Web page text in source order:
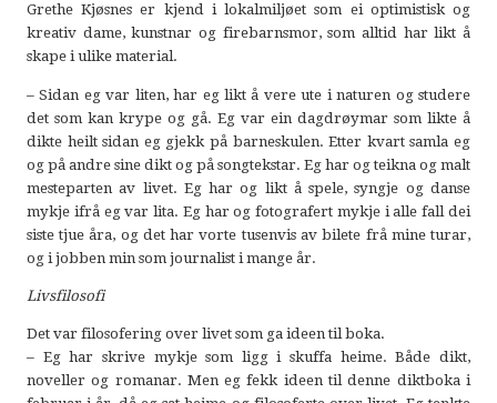
Grethe Kjøsnes er kjend i lokalmiljøet som ei optimistisk og
kreativ dame, kunstnar og firebarnsmor, som alltid har likt å
skape i ulike material.
– Sidan eg var liten, har eg likt å vere ute i naturen og studere
det som kan krype og gå. Eg var ein dagdrøymar som likte å
dikte heilt sidan eg gjekk på barneskulen. Etter kvart samla eg
og på andre sine dikt og på songtekstar. Eg har og teikna og malt
mesteparten av livet. Eg har og likt å spele, syngje og danse
mykje ifrå eg var lita. Eg har og fotografert mykje i alle fall dei
siste tjue åra, og det har vorte tusenvis av bilete frå mine turar,
og i jobben min som journalist i mange år.
Livsfilosofi
Det var filosofering over livet som ga ideen til boka.
– Eg har skrive mykje som ligg i skuffa heime. Både dikt,
noveller og romanar. Men eg fekk ideen til denne diktboka i